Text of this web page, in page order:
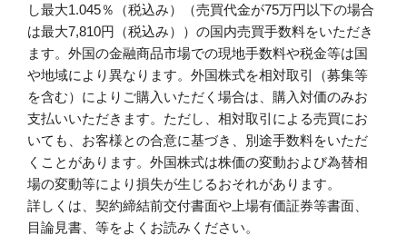
し最大1.045％（税込み）（売買代金が75万円以下の場合
は最大7,810円（税込み））の国内売買手数料をいただき
ます。外国の金融商品市場での現地手数料や税金等は国
や地域により異なります。外国株式を相対取引（募集等
を含む）によりご購入いただく場合は、購入対価のみお
支払いいただきます。ただし、相対取引による売買にお
いても、お客様との合意に基づき、別途手数料をいただ
くことがあります。外国株式は株価の変動および為替相
場の変動等により損失が生じるおそれがあります。
詳しくは、契約締結前交付書面や上場有価証券等書面、
目論見書、等をよくお読みください。